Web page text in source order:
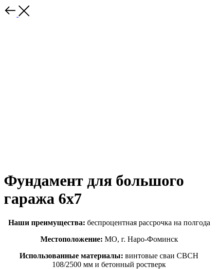
Фундамент для большого
гаража 6х7
Наши преимущества: беспроцентная рассрочка на полгода
Местоположение: МО, г. Наро-Фоминск
Использованные материалы: винтовые сваи СВСН
108/2500 мм и бетонный ростверк